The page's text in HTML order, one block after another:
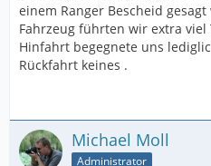
einem Ranger Bescheid
Fahrzeug führten wir extra
Hinfahrt begegnete uns
Rückfahrt keines .
Michael Moll
Administrator